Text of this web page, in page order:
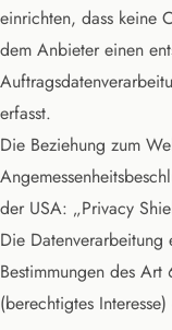
einrichten, dass keine
dem Anbieter einen
erfasst.
Die Beziehung zum
der USA: „Privacy
Die
Bestimmungen des
(berechtigtes